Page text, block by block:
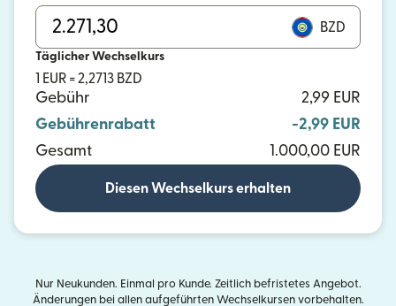
BZD
Täglicher Wechselkurs
1 EUR = 2,2713 BZD
Gebühr
2,99 EUR
Gebührenrabatt
-2,99 EUR
Gesamt
1.000,00 EUR
Diesen Wechselkurs erhalten
Nur Neukunden. Einmal pro Kunde. Zeitlich befristetes Angebot.
Änderungen bei allen aufgeführten Wechselkursen vorbehalten.